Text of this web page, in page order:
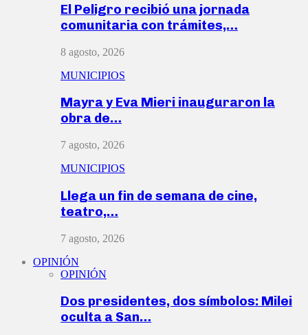
El Peligro recibió una jornada
comunitaria con trámites,…
8 agosto, 2026
MUNICIPIOS
Mayra y Eva Mieri inauguraron la
obra de…
7 agosto, 2026
MUNICIPIOS
Llega un fin de semana de cine,
teatro,…
7 agosto, 2026
OPINIÓN
OPINIÓN
Dos presidentes, dos símbolos: Milei
oculta a San…